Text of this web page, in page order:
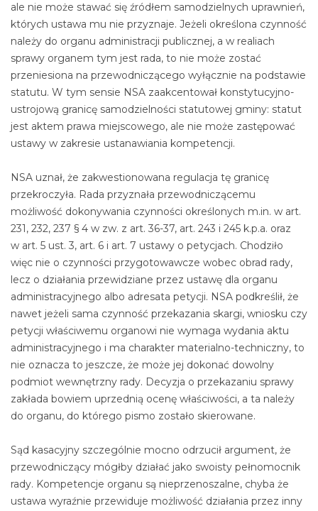
ale nie może stawać się źródłem samodzielnych uprawnień,
których ustawa mu nie przyznaje. Jeżeli określona czynność
należy do organu administracji publicznej, a w realiach
sprawy organem tym jest rada, to nie może zostać
przeniesiona na przewodniczącego wyłącznie na podstawie
statutu. W tym sensie NSA zaakcentował konstytucyjno-
ustrojową granicę samodzielności statutowej gminy: statut
jest aktem prawa miejscowego, ale nie może zastępować
ustawy w zakresie ustanawiania kompetencji.
NSA uznał, że zakwestionowana regulacja tę granicę
przekroczyła. Rada przyznała przewodniczącemu
możliwość dokonywania czynności określonych m.in. w art.
231, 232, 237 § 4 w zw. z art. 36-37, art. 243 i 245 k.p.a. oraz
w art. 5 ust. 3, art. 6 i art. 7 ustawy o petycjach. Chodziło
więc nie o czynności przygotowawcze wobec obrad rady,
lecz o działania przewidziane przez ustawę dla organu
administracyjnego albo adresata petycji. NSA podkreślił, że
nawet jeżeli sama czynność przekazania skargi, wniosku czy
petycji właściwemu organowi nie wymaga wydania aktu
administracyjnego i ma charakter materialno-techniczny, to
nie oznacza to jeszcze, że może jej dokonać dowolny
podmiot wewnętrzny rady. Decyzja o przekazaniu sprawy
zakłada bowiem uprzednią ocenę właściwości, a ta należy
do organu, do którego pismo zostało skierowane.
Sąd kasacyjny szczególnie mocno odrzucił argument, że
przewodniczący mógłby działać jako swoisty pełnomocnik
rady. Kompetencje organu są nieprzenoszalne, chyba że
ustawa wyraźnie przewiduje możliwość działania przez inny